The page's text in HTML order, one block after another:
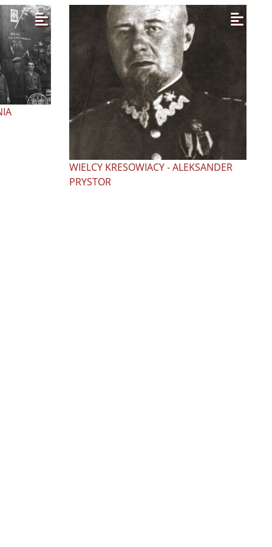
WIELCY KRESOWIACY - ALEKSANDER
PRYSTOR